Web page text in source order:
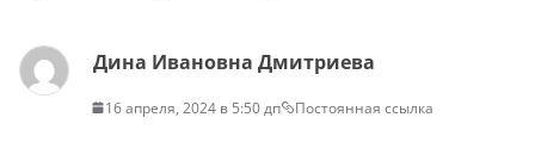
Дина Ивановна Дмитриева
16 апреля, 2024 в 5:50 дп Постоянная ссылка